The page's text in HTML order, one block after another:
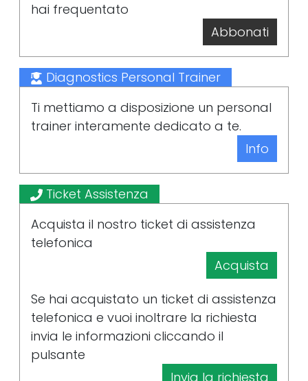
hai frequentato
Abbonati
Diagnostics Personal Trainer
Ti mettiamo a disposizione un personal
trainer interamente dedicato a te.
Info
Ticket Assistenza
Acquista il nostro ticket di assistenza
telefonica
Acquista
Se hai acquistato un ticket di assistenza
telefonica e vuoi inoltrare la richiesta
invia le informazioni cliccando il
pulsante
Invia la richiesta